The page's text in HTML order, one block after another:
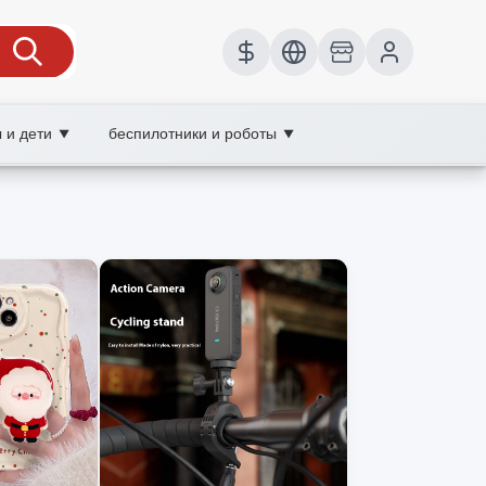
дети ▼ беспилотники и роботы ▼
выгодные цены.